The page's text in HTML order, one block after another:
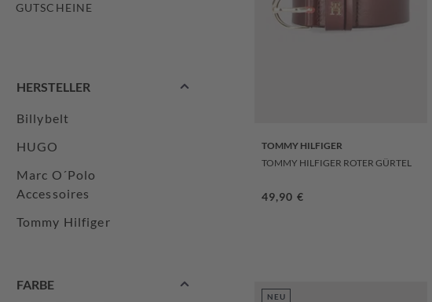
GUTSCHEINE
HERSTELLER
Billybelt
HUGO
Marc O´Polo
Accessoires
Tommy Hilfiger
FARBE
TOMMY HILFIGER
TOMMY HILFIGER ROTER GÜRTEL
Regulärer Preis:
49,90 €
NEU